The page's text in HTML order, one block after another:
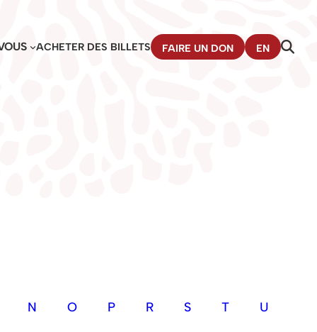
ACHETER DES BILLETS FAIRE UN DON EN
N O P R S T U